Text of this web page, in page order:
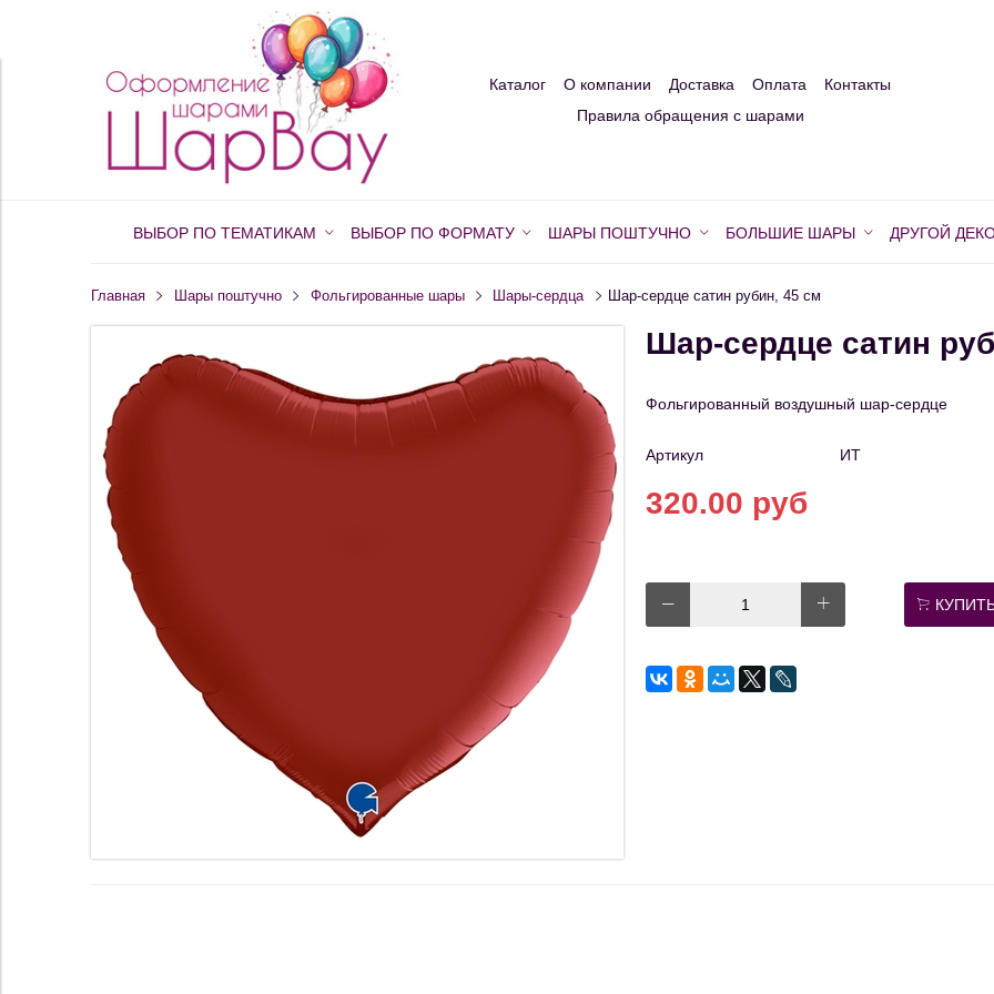
Каталог О компании Доставка Оплата
Контакты
Правила обращения с шарами
ВЫБОР ПО ТЕМАТИКАМ ВЫБОР ПО ФОРМАТУ ШАРЫ ПОШТУЧНО БОЛЬШИЕ ШАРЫ ДРУГОЙ
Главная Шары поштучно Фольгированные шары Шары-сердца Шар-сердце сатин рубин, 45 см
Шар-сердце сатин
Фольгированный воздушный шар-сердце
Артикул ИТ
320.00 руб